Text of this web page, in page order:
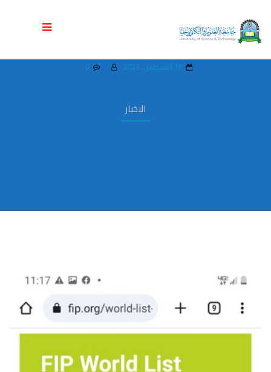
الاخبار
كلية الصيدلة بجامعة العلوم والتكنولوجيا
تحصل على عضوية الإتحاد الدولي للصيادلة
0